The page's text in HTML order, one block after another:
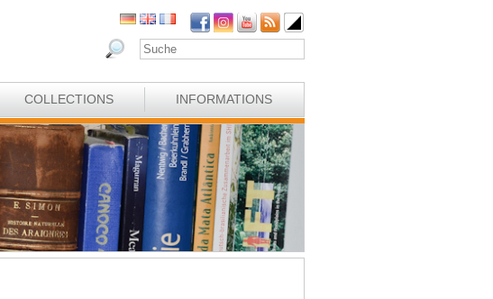
COLLECTIONS INFORMATIONS